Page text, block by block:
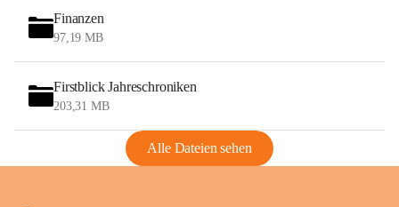
Finanzen
97,19 MB
Firstblick Jahreschroniken
203,31 MB
Alle Dateien sehen